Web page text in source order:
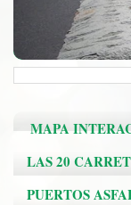
MAPA
LAS 20
PUERTOS